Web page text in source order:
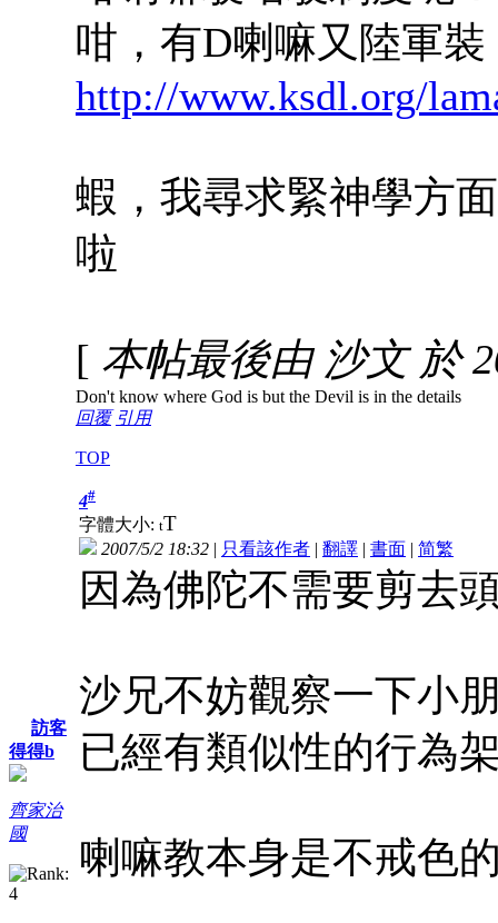
咁，有D喇嘛又陸軍
http://www.ksdl.org/
蝦，我尋求緊神學方
啦
[ 本帖最後由 沙文 於
Don't know where God is but the Devil is in the details
回覆 引用
TOP
訪客
得得b
齊家治
國
4#
字體大小: tT
2007/5/2 18:32 | 只看該作者 | 翻譯 | 書面 | 简繁
因為佛陀不需要剪去
沙兄不妨觀察一下小
已經有類似性的行為
喇嘛教本身是不戒色